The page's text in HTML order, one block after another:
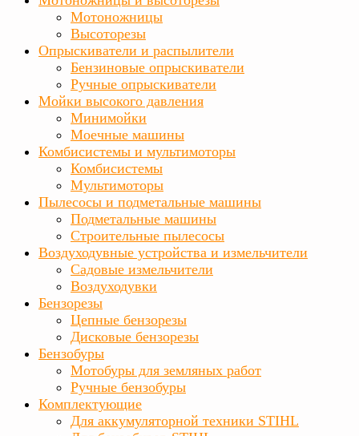
Мотоножницы
Высоторезы
Опрыскиватели и распылители
Бензиновые опрыскиватели
Ручные опрыскиватели
Мойки высокого давления
Минимойки
Моечные машины
Комбисистемы и мультимоторы
Комбисистемы
Мультимоторы
Пылесосы и подметальные машины
Подметальные машины
Строительные пылесосы
Воздуходувные устройства и измельчители
Садовые измельчители
Воздуходувки
Бензорезы
Цепные бензорезы
Дисковые бензорезы
Бензобуры
Мотобуры для земляных работ
Ручные бензобуры
Комплектующие
Для аккумуляторной техники STIHL